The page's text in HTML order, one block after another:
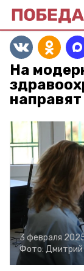
На
3 февраля
Фото: